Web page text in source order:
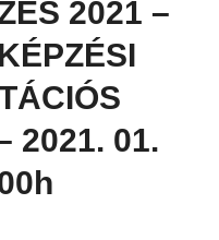
2021 –
2021. 01.